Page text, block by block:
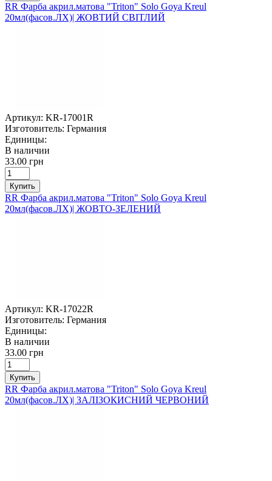
RR Фарба акрил.матова "Triton" Solo Goya Kreul
20мл(фасов.ЛХ)| ЖОВТИЙ СВІТЛИЙ
Артикул: KR-17001R
Изготовитель: Германия
Единицы:
В наличии
33.00 грн
Купить
RR Фарба акрил.матова "Triton" Solo Goya Kreul
20мл(фасов.ЛХ)| ЖОВТО-ЗЕЛЕНИЙ
Артикул: KR-17022R
Изготовитель: Германия
Единицы:
В наличии
33.00 грн
Купить
RR Фарба акрил.матова "Triton" Solo Goya Kreul
20мл(фасов.ЛХ)| ЗАЛІЗОКИСНИЙ ЧЕРВОНИЙ